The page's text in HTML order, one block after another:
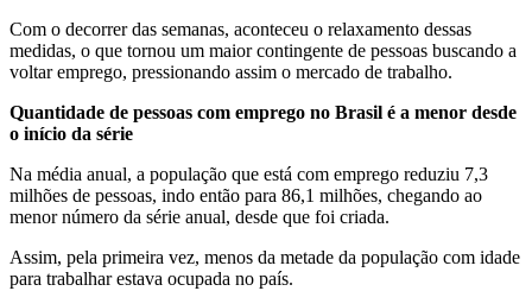
Com o decorrer das semanas, aconteceu o relaxamento dessas
medidas, o que tornou um maior contingente de pessoas buscando a
voltar emprego, pressionando assim o mercado de trabalho.
Quantidade de pessoas com emprego no Brasil é a menor desde
o início da série
Na média anual, a população que está com emprego reduziu 7,3
milhões de pessoas, indo então para 86,1 milhões, chegando ao
menor número da série anual, desde que foi criada.
Assim, pela primeira vez, menos da metade da população com idade
para trabalhar estava ocupada no país.